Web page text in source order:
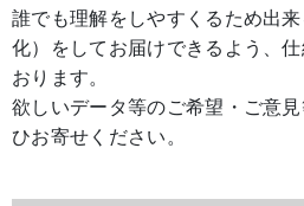
誰でも理解をしやすくるため出
化）をしてお届けできるよう、
おります。
欲しいデータ等のご希望・ご意
ひお寄せください。